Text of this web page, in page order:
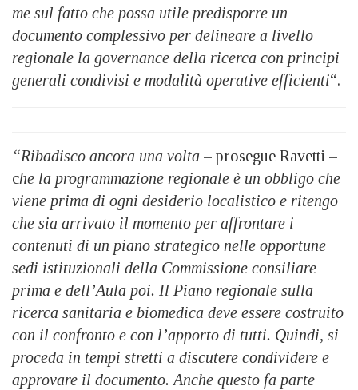
me sul fatto che possa utile predisporre un
documento complessivo per delineare a livello
regionale la governance della ricerca con principi
generali condivisi e modalità operative efficienti“.
“Ribadisco ancora una volta – prosegue Ravetti –
che la programmazione regionale è un obbligo che
viene prima di ogni desiderio localistico e ritengo
che sia arrivato il momento per affrontare i
contenuti di un piano strategico nelle opportune
sedi istituzionali della Commissione consiliare
prima e dell’Aula poi. Il Piano regionale sulla
ricerca sanitaria e biomedica deve essere costruito
con il confronto e con l’apporto di tutti. Quindi, si
proceda in tempi stretti a discutere condividere e
approvare il documento. Anche questo fa parte